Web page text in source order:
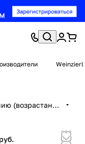
Weinzierl
По умолчанию (возрастание)